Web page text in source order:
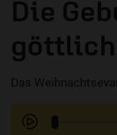
Die
Das